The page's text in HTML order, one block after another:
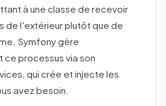
à une classe de recevoir
de l'extérieur plutôt que de
Symfony gère
processus via son
qui crée et injecte les
avez besoin.